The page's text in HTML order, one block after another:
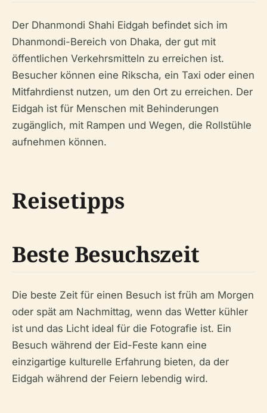
Der Dhanmondi Shahi Eidgah befindet sich im
Dhanmondi-Bereich von Dhaka, der gut mit
öffentlichen Verkehrsmitteln zu erreichen ist.
Besucher können eine Rikscha, ein Taxi oder einen
Mitfahrdienst nutzen, um den Ort zu erreichen. Der
Eidgah ist für Menschen mit Behinderungen
zugänglich, mit Rampen und Wegen, die Rollstühle
aufnehmen können.
Reisetipps
Beste Besuchszeit
Die beste Zeit für einen Besuch ist früh am Morgen
oder spät am Nachmittag, wenn das Wetter kühler
ist und das Licht ideal für die Fotografie ist. Ein
Besuch während der Eid-Feste kann eine
einzigartige kulturelle Erfahrung bieten, da der
Eidgah während der Feiern lebendig wird.